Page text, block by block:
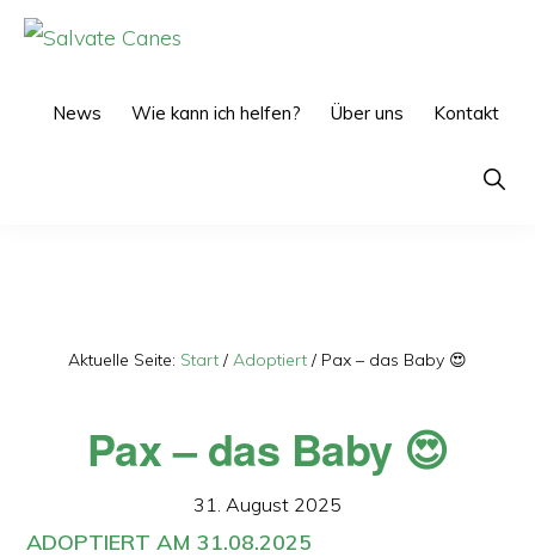
Zur
Zum
News Wie kann ich helfen? Über uns Kontakt
Show
Aktuelle Seite: Start / Adoptiert / Pax – das Baby 😍
Pax – das Baby 😍
31. August 2025
ADOPTIERT AM 31.08.2025